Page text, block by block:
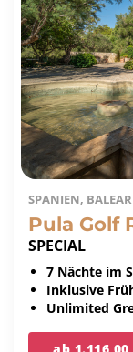
SPANIEN,
Pula Golf
SPECIAL
7 Nächte im
Inklusive
Unlimited